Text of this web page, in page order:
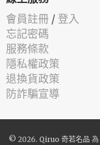
會員註冊 / 登入
忘記密碼
服務條款
隱私權政策
退換貨政策
防詐騙宣導
© 2026. Qiruo 奇若名品 為